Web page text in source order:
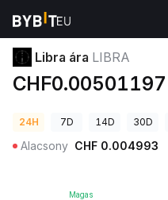
Kriptovaluta árak
Libra ára LIBRA
CHF0.00501197
24H 7D 14D 30D
Alacsony CHF 0.004993